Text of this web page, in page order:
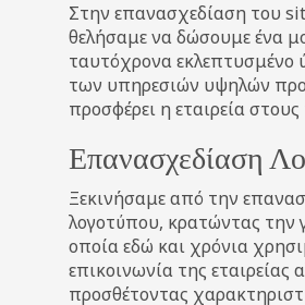
Στην επανασχεδίαση του
θελήσαμε να δώσουμε ένα
ταυτόχρονα εκλεπτυσμένο
των υπηρεσιών υψηλών
προσφέρει η εταιρεία
Επανασχεδίαση
Ξεκινήσαμε από την
λογοτύπου, κρατώντας την
οποία εδώ και χρόνια
επικοινωνία της εταιρείας
προσθέτοντας